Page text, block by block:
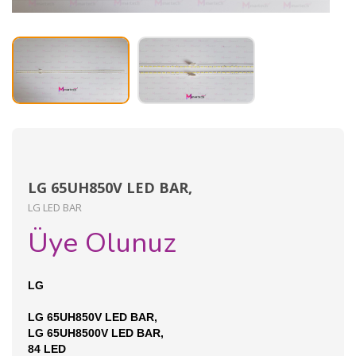
LG 65UH850V LED BAR,
LG LED BAR
Üye Olunuz
LG
LG 65UH850V LED BAR,
LG 65UH8500V LED BAR,
84 LED